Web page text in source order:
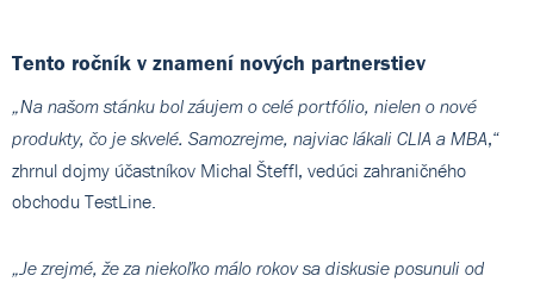
Tento ročník v znamení nových partnerstiev
„Na našom stánku bol záujem o celé portfólio, nielen o nové
produkty, čo je skvelé. Samozrejme, najviac lákali CLIA a MBA,“
zhrnul dojmy účastníkov Michal Šteffl, vedúci zahraničného
obchodu TestLine.
„Je zrejmé, že za niekoľko málo rokov sa diskusie posunuli od